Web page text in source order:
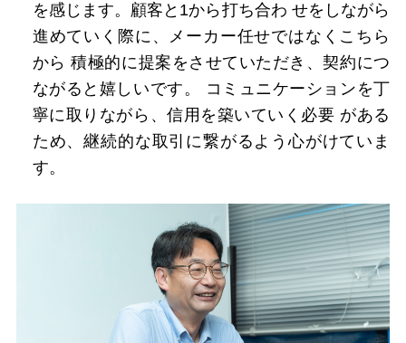
を感じます。顧客と1から打ち合わ せをしながら
進めていく際に、メーカー任せではなくこちら
から 積極的に提案をさせていただき、契約につ
ながると嬉しいです。 コミュニケーションを丁
寧に取りながら、信用を築いていく必要 がある
ため、継続的な取引に繋がるよう心がけていま
す。